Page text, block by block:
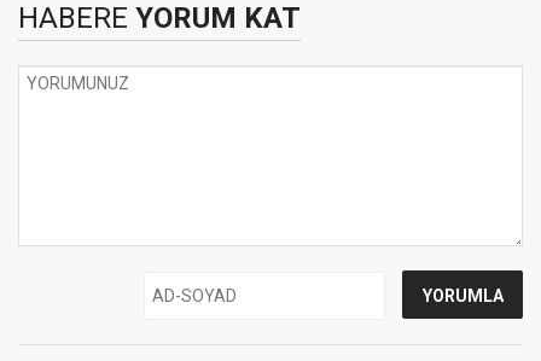
HABERE YORUM KAT